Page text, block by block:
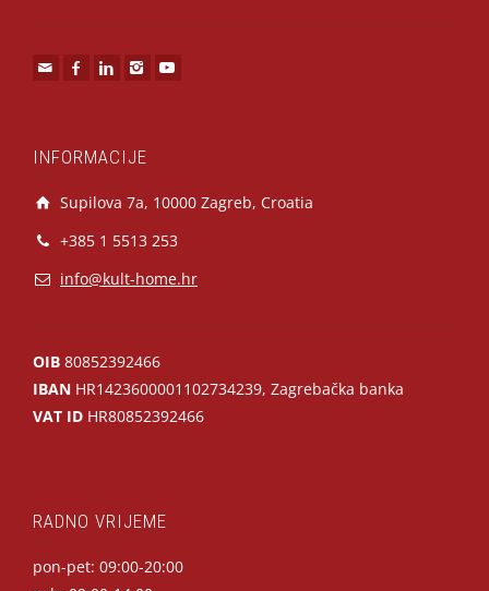
INFORMACIJE
Supilova 7a, 10000 Zagreb, Croatia
+385 1 5513 253
info@kult-home.hr
OIB 80852392466
IBAN HR1423600001102734239, Zagrebačka banka
VAT ID HR80852392466
RADNO VRIJEME
pon-pet: 09:00-20:00